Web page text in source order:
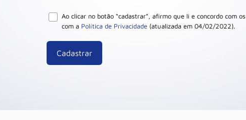
Ao clicar no botão “cadastrar”, afirmo que li e concordo com os
com a Política de Privacidade (atualizada em 04/02/2022).